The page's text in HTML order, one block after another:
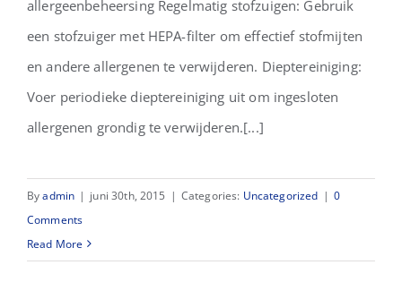
allergeenbeheersing Regelmatig stofzuigen: Gebruik
een stofzuiger met HEPA-filter om effectief stofmijten
en andere allergenen te verwijderen. Dieptereiniging:
Voer periodieke dieptereiniging uit om ingesloten
allergenen grondig te verwijderen.[...]
Byadmin | juni 30th, 2015 | Categories: Uncategorized | 0
Comments
Read More